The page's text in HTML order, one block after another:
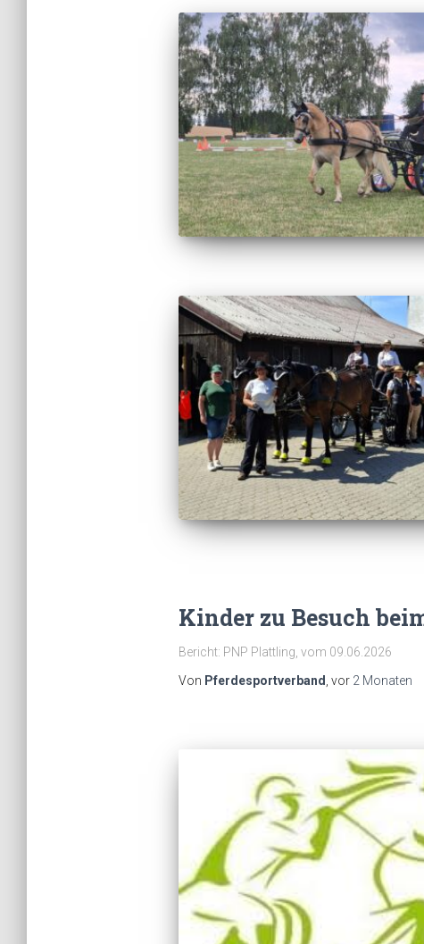
Kinder zu Besuch
Bericht: PNP Plattling, vom 09.06.2026
Von Pferdesportverband , vor 2 Monaten